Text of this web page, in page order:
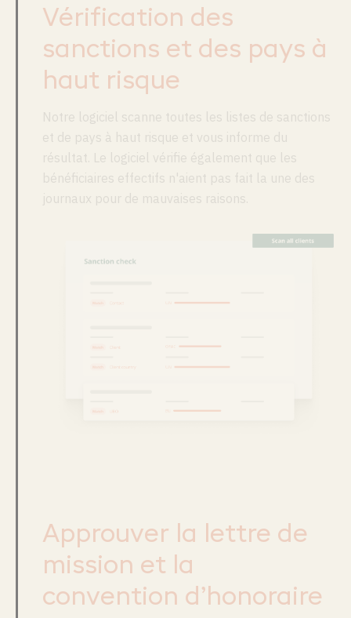
Vérification des
sanctions et des pays à
haut risque
Notre logiciel scanne toutes les listes de sanctions
et de pays à haut risque et vous informe du
résultat. Le logiciel vérifie également que les
bénéficiaires effectifs n'aient pas fait la une des
journaux pour de mauvaises raisons.
Approuver la lettre de
mission et la
convention d’honoraire